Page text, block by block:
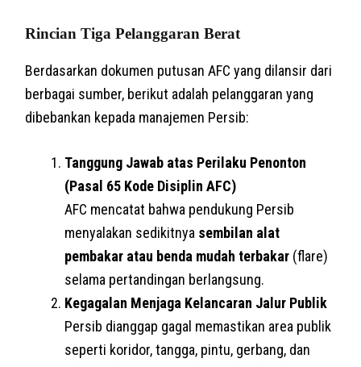
Rincian Tiga Pelanggaran Berat
Berdasarkan dokumen putusan AFC yang dilansir dari
berbagai sumber, berikut adalah pelanggaran yang
dibebankan kepada manajemen Persib:
Tanggung Jawab atas Perilaku Penonton
(Pasal 65 Kode Disiplin AFC)
AFC mencatat bahwa pendukung Persib
menyalakan sedikitnya sembilan alat
pembakar atau benda mudah terbakar (flare)
selama pertandingan berlangsung.
Kegagalan Menjaga Kelancaran Jalur Publik
Persib dianggap gagal memastikan area publik
seperti koridor, tangga, pintu, gerbang, dan